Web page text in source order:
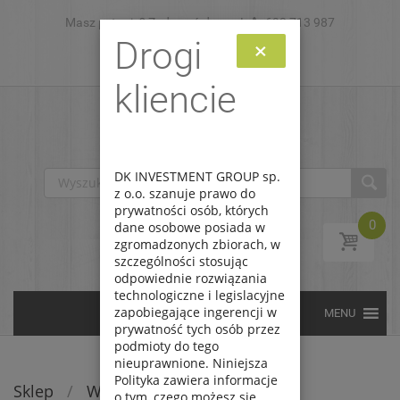
Skip to content
Masz pytanie? Zadzwoń do nas! 693 713 987
Zaloguj Zarejestruj
0
Sklep / Wyprzedaże / Inne
Drogi
kliencie
×
DK INVESTMENT GROUP sp.
z o.o. szanuje prawo do
prywatności osób, których
dane osobowe posiada w
zgromadzonych zbiorach, w
szczególności stosując
odpowiednie rozwiązania
technologiczne i legislacyjne
zapobiegające ingerencji w
prywatność tych osób przez
podmioty do tego
nieuprawnione. Niniejsza
Polityka zawiera informacje